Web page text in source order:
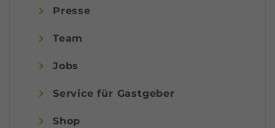
Presse
Team
Jobs
Service für Gastgeber
Shop